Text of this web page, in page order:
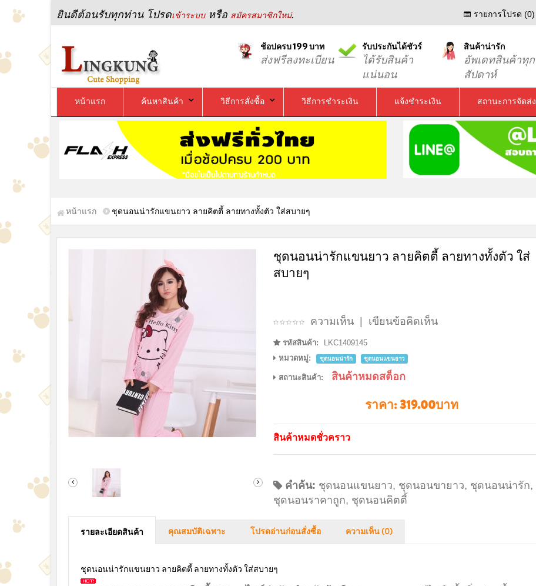
ยินดีต้อนรับทุกท่าน โปรดเข้าระบบหรือ สมัครสมาชิกใหม่. รายการโปรด (0)
ช้อปครบ 199 บาท
ส่งฟรีลงทะเบียน
รับประกันได้ชัวร์
ได้รับสินค้า
แน่นอน
สินค้าน่ารัก
อัพเดทสินค้าทุก
สัปดาห์
หน้าแรก ค้นหาสินค้า วิธีการสั่งซื้อ วิธีการชำระเงิน แจ้งชำระเงิน สถานะการจัดส่ง
หน้าแรก ชุดนอนน่ารักแขนยาว ลายคิตตี้ ลายทางทั้งตัว ใส่สบายๆ
ชุดนอนน่ารักแขนยาว ลายคิตตี้ ลายทางทั้งตัว ใส่
สบายๆ
ความเห็น| เขียนข้อคิดเห็น
รหัสสินค้า:
LKC1409145
หมวดหมู่:
ชุดนอนน่ารัก ชุดนอนแขนยาว
สถานะสินค้า: สินค้าหมดสต็อก
ราคา:319.00บาท
สินค้าหมดชั่วคราว
คำค้น: ชุดนอนแขนยาว, ชุดนอนขายาว, ชุดนอนน่ารัก,
ชุดนอนราคาถูก, ชุดนอนคิตตี้
รายละเอียดสินค้า คุณสมบัติเฉพาะ โปรดอ่านก่อนสั่งซื้อ ความเห็น (0)
ชุดนอนน่ารักแขนยาว ลายคิตตี้ ลายทางทั้งตัว ใส่สบายๆ